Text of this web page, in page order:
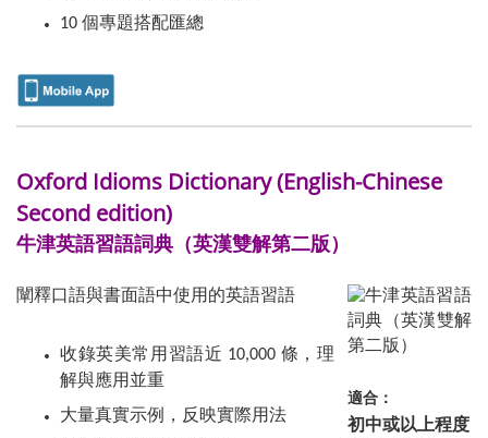
10 個專題搭配匯總
Oxford Idioms Dictionary (English-Chinese
Second edition)
牛津英語習語詞典（英漢雙解第二版）
闡釋口語與書面語中使用的英語習語
收錄英美常用習語近 10,000 條，理
解與應用並重
大量真實示例，反映實際用法
適合：
初中或以上程度